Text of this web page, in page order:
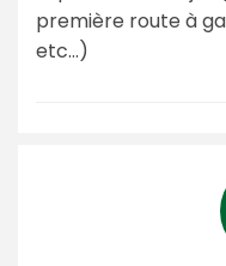
première route à
etc...)